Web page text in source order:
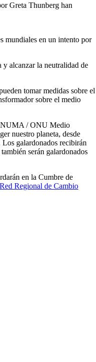
Greta Thunberg han
mundiales en un intento por
y alcanzar la neutralidad de
tomar medidas sobre el
sobre el medio
/ ONU Medio
nuestro planeta, desde
galardonados recibirán
serán galardonados
en la Cumbre de
Red Regional de Cambio